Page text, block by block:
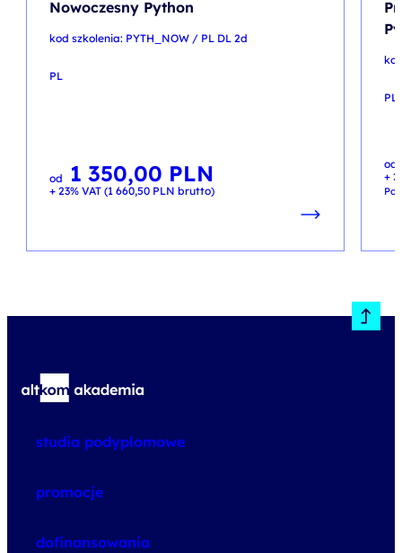
Nowoczesny Python
kod szkolenia: PYTH_NOW / PL DL 2d
PL
od 1 350,00 PLN
+ 23% VAT (1 660,50 PLN brutto)
PL
od
+
studia podyplomowe
promocje
dofinansowania